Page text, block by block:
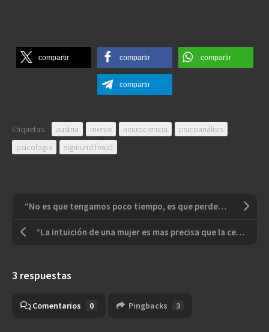
compartir compartir compartir
compartir
Etiquetas: austria mente neurociencia
psicoanálisis
psicologia
sigmund freud
“No es que tengamos poco tiempo, es que perdemos mucho”.
“La intuición de una mujer es mas precisa que la certeza de un hombre”
3 respuestas
Comentarios 0 Pingbacks 3